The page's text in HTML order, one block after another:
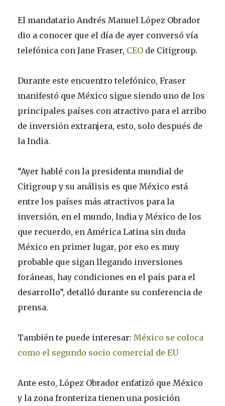
El mandatario Andrés Manuel López Obrador
dio a conocer que el día de ayer conversó vía
telefónica con Jane Fraser, CEO de Citigroup.
Durante este encuentro telefónico, Fraser
manifestó que México sigue siendo uno de los
principales países con atractivo para el arribo
de inversión extranjera, esto, solo después de
la India.
“Ayer hablé con la presidenta mundial de
Citigroup y su análisis es que México está
entre los países más atractivos para la
inversión, en el mundo, India y México de los
que recuerdo, en América Latina sin duda
México en primer lugar, por eso es muy
probable que sigan llegando inversiones
foráneas, hay condiciones en el país para el
desarrollo”, detalló durante su conferencia de
prensa.
También te puede interesar: México se coloca
como el segundo socio comercial de EU
Ante esto, López Obrador enfatizó que México
y la zona fronteriza tienen una posición